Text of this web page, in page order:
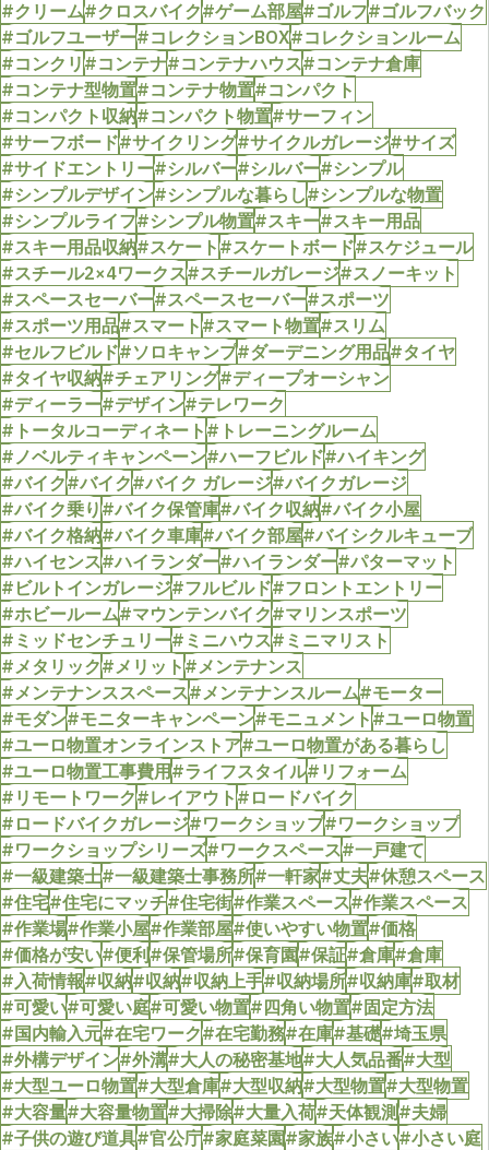
#クリーム#クロスバイク#ゲーム部屋#ゴルフ#ゴルフバック
#ゴルフユーザー#コレクションBOX#コレクションルーム
#コンクリ#コンテナ#コンテナハウス#コンテナ倉庫
#コンテナ型物置#コンテナ物置#コンパクト
#コンパクト収納#コンパクト物置#サーフィン
#サーフボード#サイクリング#サイクルガレージ#サイズ
#サイドエントリー#シルバー#シルバー#シンプル
#シンプルデザイン#シンプルな暮らし#シンプルな物置
#シンプルライフ#シンプル物置#スキー#スキー用品
#スキー用品収納#スケート#スケートボード#スケジュール
#スチール2×4ワークス#スチールガレージ#スノーキット
#スペースセーバー#スペースセーバー#スポーツ
#スポーツ用品#スマート#スマート物置#スリム
#セルフビルド#ソロキャンプ#ダーデニング用品#タイヤ
#タイヤ収納#チェアリング#ディープオーシャン
#ディーラー#デザイン#テレワーク
#トータルコーディネート#トレーニングルーム
#ノベルティキャンペーン#ハーフビルド#ハイキング
#バイク#バイク#バイク ガレージ#バイクガレージ
#バイク乗り#バイク保管庫#バイク収納#バイク小屋
#バイク格納#バイク車庫#バイク部屋#バイシクルキューブ
#ハイセンス#ハイランダー#ハイランダー#パターマット
#ビルトインガレージ#フルビルド#フロントエントリー
#ホビールーム#マウンテンバイク#マリンスポーツ
#ミッドセンチュリー#ミニハウス#ミニマリスト
#メタリック#メリット#メンテナンス
#メンテナンススペース#メンテナンスルーム#モーター
#モダン#モニターキャンペーン#モニュメント#ユーロ物置
#ユーロ物置オンラインストア#ユーロ物置がある暮らし
#ユーロ物置工事費用#ライフスタイル#リフォーム
#リモートワーク#レイアウト#ロードバイク
#ロードバイクガレージ#ワークショップ#ワークショップ
#ワークショップシリーズ#ワークスペース#一戸建て
#一級建築士#一級建築士事務所#一軒家#丈夫#休憩スペース
#住宅#住宅にマッチ#住宅街#作業スペース#作業スペース
#作業場#作業小屋#作業部屋#使いやすい物置#価格
#価格が安い#便利#保管場所#保育園#保証#倉庫#倉庫
#入荷情報#収納#収納#収納上手#収納場所#収納庫#取材
#可愛い#可愛い庭#可愛い物置#四角い物置#固定方法
#国内輸入元#在宅ワーク#在宅勤務#在庫#基礎#埼玉県
#外構デザイン#外溝#大人の秘密基地#大人気品番#大型
#大型ユーロ物置#大型倉庫#大型収納#大型物置#大型物置
#大容量#大容量物置#大掃除#大量入荷#天体観測#夫婦
#子供の遊び道具#官公庁#家庭菜園#家族#小さい#小さい庭